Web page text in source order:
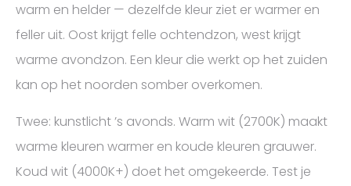
warm en helder — dezelfde kleur ziet er warmer en
feller uit. Oost krijgt felle ochtendzon, west krijgt
warme avondzon. Een kleur die werkt op het zuiden
kan op het noorden somber overkomen.
Twee: kunstlicht ’s avonds. Warm wit (2700K) maakt
warme kleuren warmer en koude kleuren grauwer.
Koud wit (4000K+) doet het omgekeerde. Test je